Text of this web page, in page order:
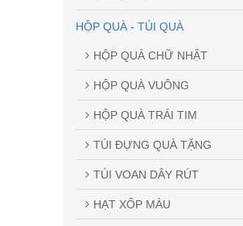
HỘP QUÀ - TÚI QUÀ
HỘP QUÀ CHỮ NHẬT
HỘP QUÀ VUÔNG
HỘP QUÀ TRÁI TIM
TÚI ĐỰNG QUÀ TẶNG
TÚI VOAN DÂY RÚT
HẠT XỐP MÀU